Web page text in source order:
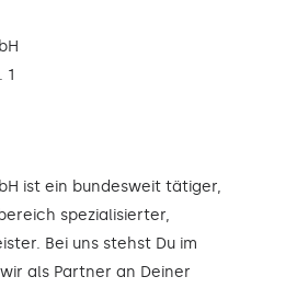
1
ist ein bundesweit tätiger,
spezialisierter,
Bei uns stehst Du im
als Partner an Deiner